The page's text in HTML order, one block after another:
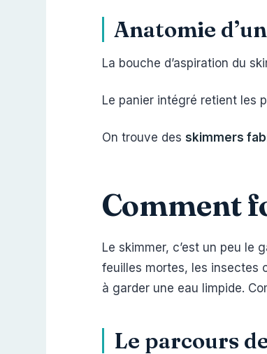
Anatomie
La bouche d’aspiration du
Le panier intégré retient les
On trouve des skimmers
Comment
Le skimmer, c’est un peu le
feuilles mortes, les insectes
à garder une eau limpide.
Le parcours